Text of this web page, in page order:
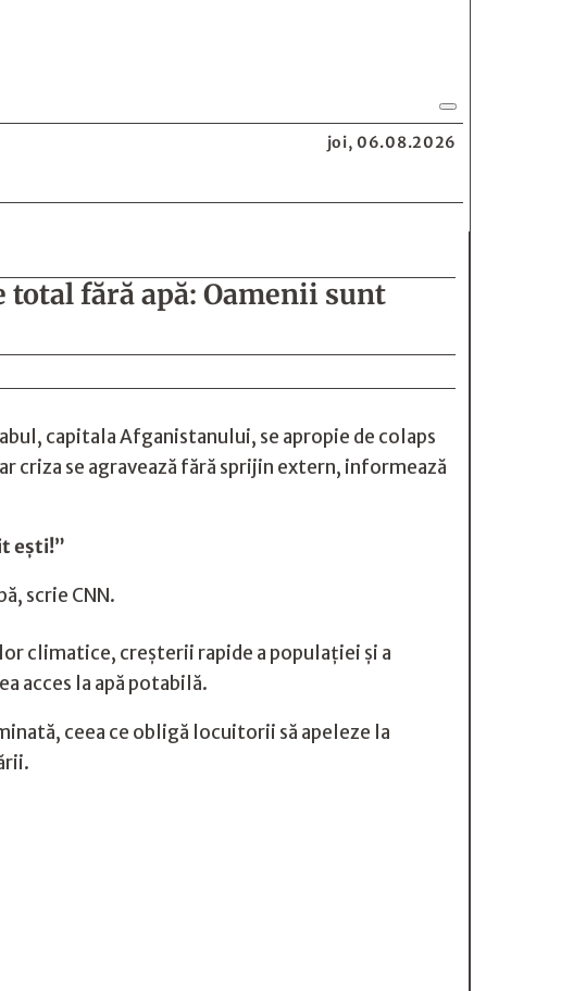
joi, 06.08.2026
fără apă: Oamenii sunt
capitala Afganistanului, se apropie de colaps
criza se agravează fără sprijin extern, informează
ești!”
scrie CNN.
climatice, creșterii rapide a populației și a
acces la apă potabilă.
ceea ce obligă locuitorii să apeleze la